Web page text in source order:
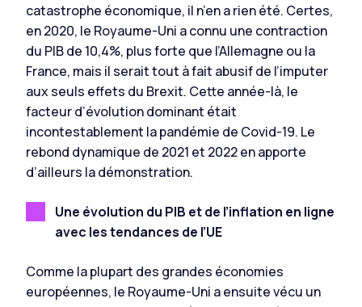
catastrophe économique, il n’en a rien été. Certes,
en 2020, le Royaume-Uni a connu une contraction
du PIB de 10,4%, plus forte que l’Allemagne ou la
France, mais il serait tout à fait abusif de l’imputer
aux seuls effets du Brexit. Cette année-là, le
facteur d’évolution dominant était
incontestablement la pandémie de Covid-19. Le
rebond dynamique de 2021 et 2022 en apporte
d’ailleurs la démonstration.
Une évolution du PIB et de l’inflation en ligne
avec les tendances de l’UE
Comme la plupart des grandes économies
européennes, le Royaume-Uni a ensuite vécu un